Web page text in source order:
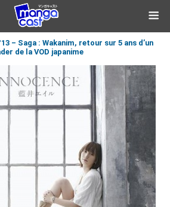
– Saga : Wakanim, retour sur 5 ans d’un
de la VOD japanime